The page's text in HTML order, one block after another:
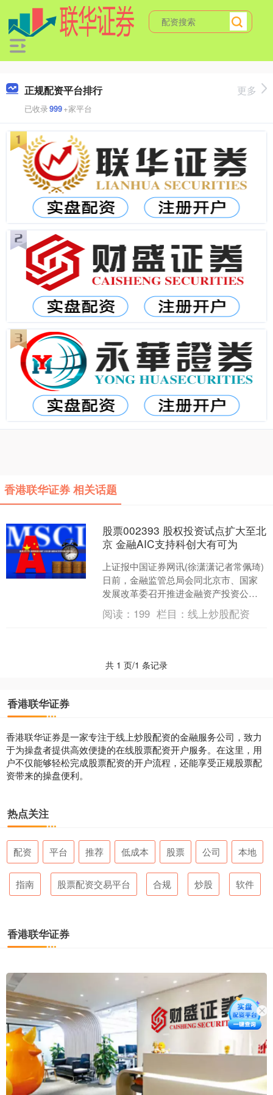
正规配资平台排行
已收录999+家平台
更多
香港联华证券 相关话题
股票002393 股权投资试点扩大至北
京 金融AIC支持科创大有可为
上证报中国证券网讯(徐潇潇记者常佩琦)
日前，金融监管总局会同北京市、国家
发展改革委召开推进金融资产投资公司
股权投资扩大试点座谈会。央地共同启
动了金融资产投资公司....
阅读： 199 栏目：线上炒股配资
共 1 页/1 条记录
香港联华证券
香港联华证券是一家专注于线上炒股配资的金融服务公司，致力
于为操盘者提供高效便捷的在线股票配资开户服务。在这里，用
户不仅能够轻松完成股票配资的开户流程，还能享受正规股票配
资带来的操盘便利。
热点关注
配资 平台 推荐 低成本 股票 公司 本地
指南 股票配资交易平台 合规 炒股 软件
香港联华证券